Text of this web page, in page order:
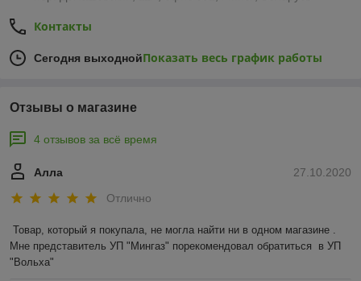
Контакты
Сегодня выходнойПоказать весь график работы
Отзывы о магазине
4 отзывов за всё время
27.10.2020
Алла
Отлично
Товар, который я покупала, не могла найти ни в одном магазине .
Мне представитель УП "Мингаз" порекомендовал обратиться  в УП
"Вольха"